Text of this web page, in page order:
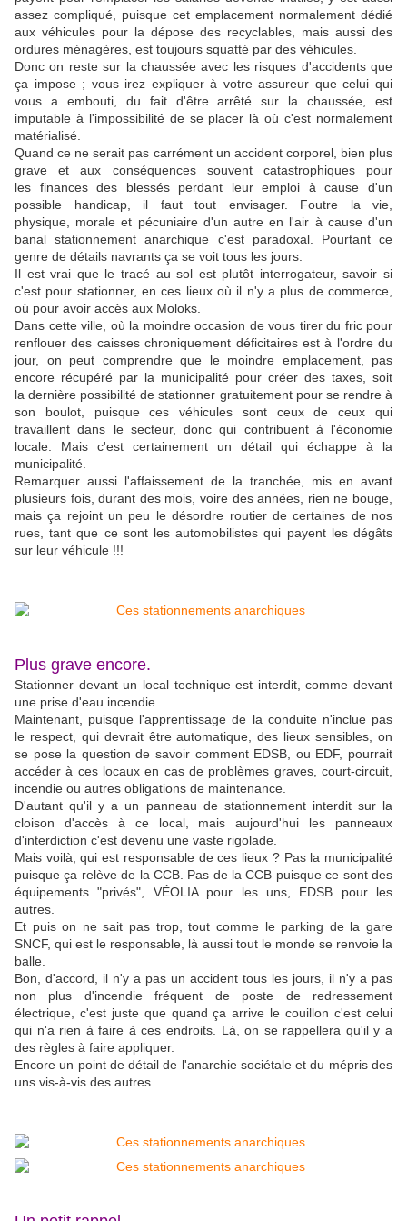
assez compliqué, puisque cet emplacement normalement dédié
aux véhicules pour la dépose des recyclables, mais aussi des
ordures ménagères, est toujours squatté par des véhicules.
Donc on reste sur la chaussée avec les risques d'accidents que
ça impose ; vous irez expliquer à votre assureur que celui qui
vous a embouti, du fait d'être arrêté sur la chaussée, est
imputable à l'impossibilité de se placer là où c'est normalement
matérialisé.
Quand ce ne serait pas carrément un accident corporel, bien plus
grave et aux conséquences souvent catastrophiques pour
les finances des blessés perdant leur emploi à cause d'un
possible handicap, il faut tout envisager. Foutre la vie,
physique, morale et pécuniaire d'un autre en l'air à cause d'un
banal stationnement anarchique c'est paradoxal. Pourtant ce
genre de détails navrants ça se voit tous les jours.
Il est vrai que le tracé au sol est plutôt interrogateur, savoir si
c'est pour stationner, en ces lieux où il n'y a plus de commerce,
où pour avoir accès aux Moloks.
Dans cette ville, où la moindre occasion de vous tirer du fric pour
renflouer des caisses chroniquement déficitaires est à l'ordre du
jour, on peut comprendre que le moindre emplacement, pas
encore récupéré par la municipalité pour créer des taxes, soit
la dernière possibilité de stationner gratuitement pour se rendre à
son boulot, puisque ces véhicules sont ceux de ceux qui
travaillent dans le secteur, donc qui contribuent à l'économie
locale. Mais c'est certainement un détail qui échappe à la
municipalité.
Remarquer aussi l'affaissement de la tranchée, mis en avant
plusieurs fois, durant des mois, voire des années, rien ne bouge,
mais ça rejoint un peu le désordre routier de certaines de nos
rues, tant que ce sont les automobilistes qui payent les dégâts
sur leur véhicule !!!
Plus grave encore.
Stationner devant un local technique est interdit, comme devant
une prise d'eau incendie.
Maintenant, puisque l'apprentissage de la conduite n'inclue pas
le respect, qui devrait être automatique, des lieux sensibles, on
se pose la question de savoir comment EDSB, ou EDF, pourrait
accéder à ces locaux en cas de problèmes graves, court-circuit,
incendie ou autres obligations de maintenance.
D'autant qu'il y a un panneau de stationnement interdit sur la
cloison d'accès à ce local, mais aujourd'hui les panneaux
d'interdiction c'est devenu une vaste rigolade.
Mais voilà, qui est responsable de ces lieux ? Pas la municipalité
puisque ça relève de la CCB. Pas de la CCB puisque ce sont des
équipements "privés", VÉOLIA pour les uns, EDSB pour les
autres.
Et puis on ne sait pas trop, tout comme le parking de la gare
SNCF, qui est le responsable, là aussi tout le monde se renvoie la
balle.
Bon, d'accord, il n'y a pas un accident tous les jours, il n'y a pas
non plus d'incendie fréquent de poste de redressement
électrique, c'est juste que quand ça arrive le couillon c'est celui
qui n'a rien à faire à ces endroits. Là, on se rappellera qu'il y a
des règles à faire appliquer.
Encore un point de détail de l'anarchie sociétale et du mépris des
uns vis-à-vis des autres.